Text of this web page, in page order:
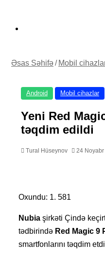
Əsas Səhifə/ Mobil
Android Mobil cihazlar
Yeni Red
təqdim edildi
Tural Hüseynov 24 Noyabr
Oxundu: 1. 581
Nubia şirkəti Çində
tədbirində Red Magic 9
smartfonlarını təqdim